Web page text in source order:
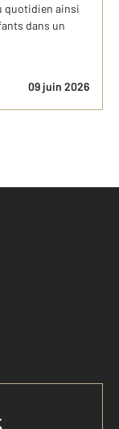
quotidien ainsi
dans un
09 juin 2026